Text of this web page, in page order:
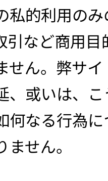
私的利用の
引など商用
せん。弊サ
、或いは、
何なる行為
せん。